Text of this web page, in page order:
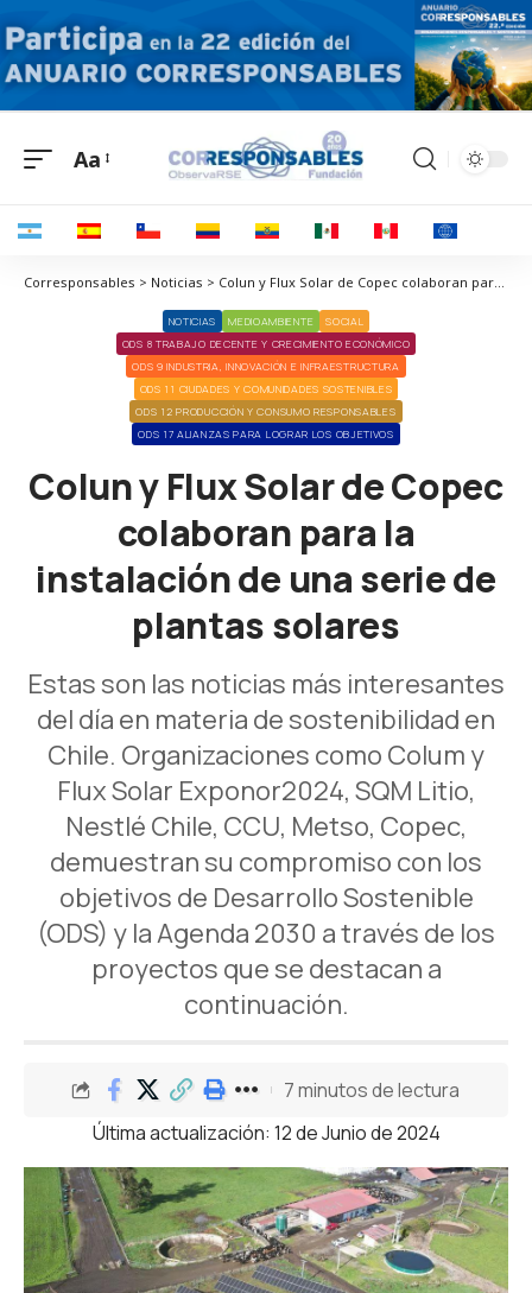
Aa
Corresponsables > Noticias > Colun y Flux Solar de Copec colaboran para la instalación de una serie de plantas solares
NOTICIAS MEDIOAMBIENTE
SOCIAL
ODS 8 TRABAJO DECENTE Y CRECIMIENTO ECONÓMICO
ODS 9 INDUSTRIA, INNOVACIÓN E INFRAESTRUCTURA
ODS 11 CIUDADES Y COMUNIDADES SOSTENIBLES
ODS 12 PRODUCCIÓN Y CONSUMO RESPONSABLES
ODS 17 ALIANZAS PARA LOGRAR LOS OBJETIVOS
Colun y Flux Solar de Copec
colaboran para la
instalación de una serie de
plantas solares
Estas son las noticias más interesantes
del día en materia de sostenibilidad en
Chile. Organizaciones como Colum y
Flux Solar Exponor2024, SQM Litio,
Nestlé Chile, CCU, Metso, Copec,
demuestran su compromiso con los
objetivos de Desarrollo Sostenible
(ODS) y la Agenda 2030 a través de los
proyectos que se destacan a
continuación.
Última actualización: 12 de Junio de 2024
7 minutos de lectura